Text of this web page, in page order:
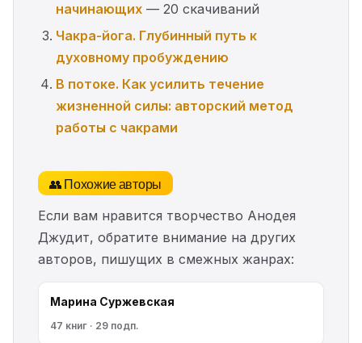
начинающих — 20 скачиваний
Чакра-йога. Глубинный путь к
духовному пробуждению
В потоке. Как усилить течение
жизненной силы: авторский метод
работы с чакрами
👥 Похожие авторы
Если вам нравится творчество Анодея
Джудит, обратите внимание на других
авторов, пишущих в смежных жанрах:
Марина Cyржевcкая
47 книг · 29 подп.